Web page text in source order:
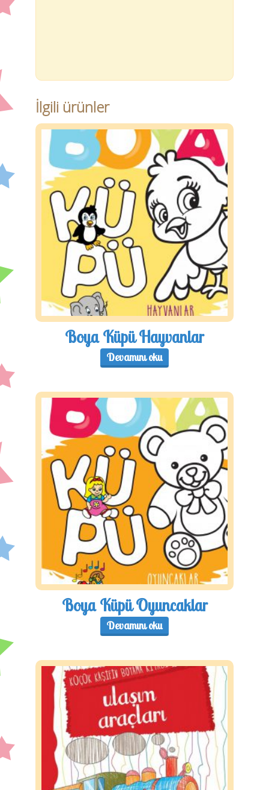
İlgili ürünler
Boya Küpü Hayvanlar
Devamını oku
Boya Küpü Oyuncaklar
Devamını oku